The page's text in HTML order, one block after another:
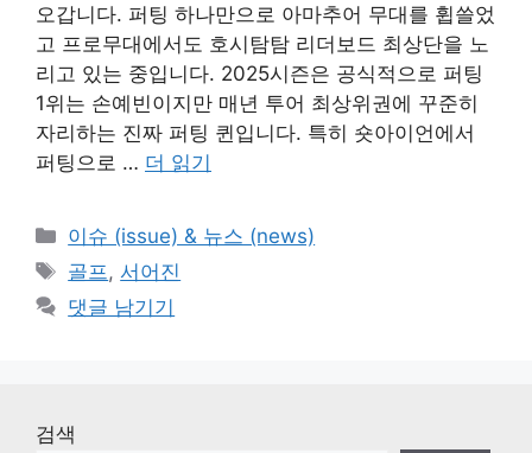
오갑니다. 퍼팅 하나만으로 아마추어 무대를 휩쓸었
고 프로무대에서도 호시탐탐 리더보드 최상단을 노
리고 있는 중입니다. 2025시즌은 공식적으로 퍼팅
1위는 손예빈이지만 매년 투어 최상위권에 꾸준히
자리하는 진짜 퍼팅 퀸입니다. 특히 숏아이언에서
퍼팅으로 … 더 읽기
카
테
리
이슈 (issue) & 뉴스 (news)
태
그
골프 , 서어진
댓글 남기기
검색